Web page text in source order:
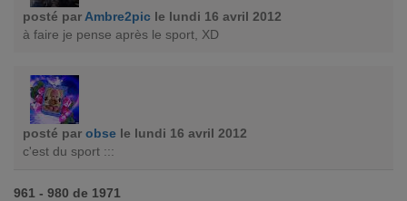
posté par Ambre2pic le lundi 16 avril 2012
à faire je pense après le sport, XD
posté par obse le lundi 16 avril 2012
c'est du sport :::
961 - 980 de 1971